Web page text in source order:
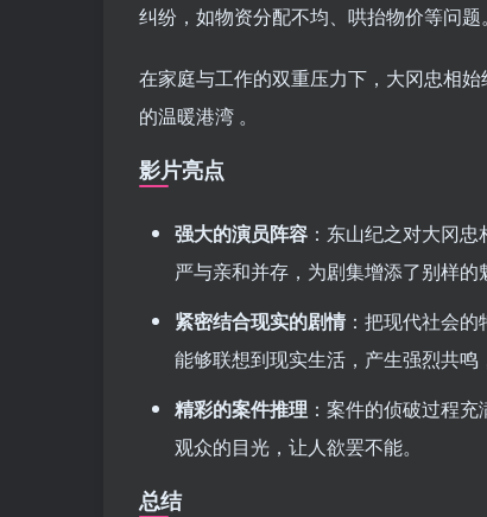
纠纷，如物资分配不均、哄抬物价等问题
在家庭与工作的双重压力下，大冈忠相
的温暖港湾 。
影片亮点
强大的演员阵容 ：东山纪之对大冈
严与亲和并存，为剧集增添了别样
紧密结合现实的剧情：把现代社会的
能够联想到现实生活，产生强烈共鸣
精彩的案件推理 ：案件的侦破过程
观众的目光，让人欲罢不能。
总结